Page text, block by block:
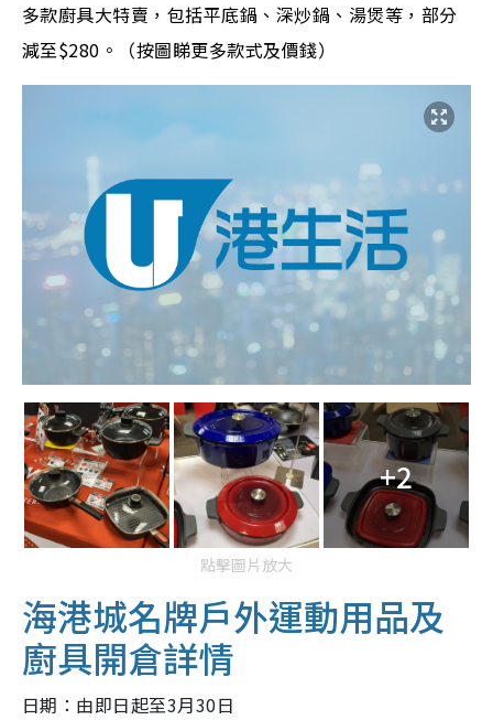
多款廚具大特賣，包括平底鍋、深炒鍋、湯煲等，部分
減至$280。（按圖睇更多款式及價錢）
+2
點擊圖片放大
海港城名牌戶外運動用品及
廚具開倉詳情
日期：由即日起至3月30日